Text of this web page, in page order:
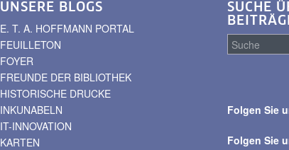
UNSERE BLOGS
E. T. A. HOFFMANN PORTAL
FEUILLETON
FOYER
FREUNDE DER BIBLIOTHEK
HISTORISCHE DRUCKE
INKUNABELN
IT-INNOVATION
KARTEN
SUCHE
alle
Folgen Sie
Folgen Sie